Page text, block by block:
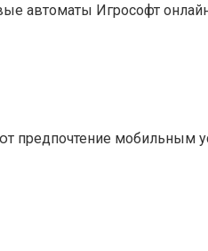
автоматы Игрософт
мобильным